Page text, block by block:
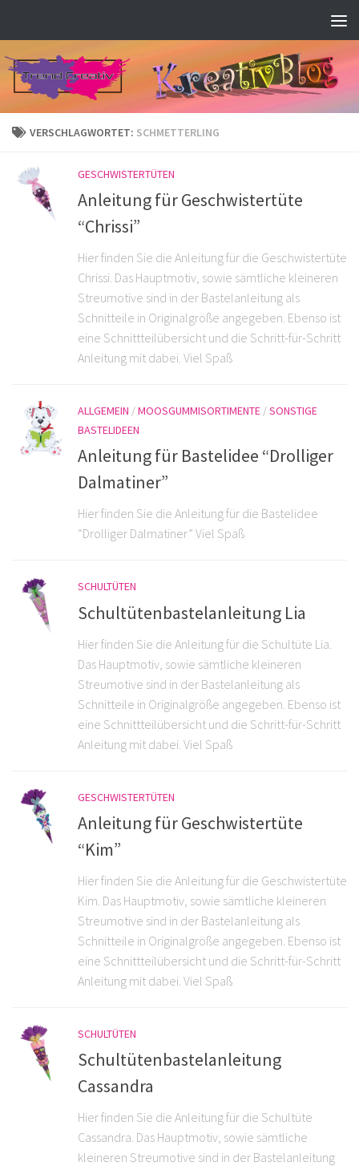
VERSCHLAGWORTET: SCHMETTERLING
GESCHWISTERTÜTEN
Anleitung für Geschwistertüte
“Chrissi”
Hier finden Sie die Anleitung für die Geschwistertüte
Chrissi. Das Hauptmotiv, sowie sämtliche kleineren
Streumotive sind in der Bastelanleitung als
Schnitteile in Originalgröße angegeben. Ebenso ist
eine Schnittteilübersicht und die Schritt-für-Schritt
Anleitung mit dabei. Viel Spaß
ALLGEMEIN /MOOSGUMMISORTIMENTE /SONSTIGE
BASTELIDEEN
Anleitung für Bastelidee “Drolliger
Dalmatiner”
Hier finden Sie die Anleitung für die Bastelidee
“Drolliger Dalmatiner” Viel Spaß
SCHULTÜTEN
Schultütenbastelanleitung Lia
Hier finden Sie die Anleitung für die Schultüte Lia.
Das Hauptmotiv, sowie sämtliche kleineren
Streumotive sind in der Bastelanleitung als
Schnitteile in Originalgröße angegeben. Ebenso ist
eine Schnittteilübersicht und die Schritt-für-Schritt
Anleitung mit dabei. Viel Spaß
GESCHWISTERTÜTEN
Anleitung für Geschwistertüte
“Kim”
Hier finden Sie die Anleitung für die Geschwistertüte
Kim. Das Hauptmotiv, sowie sämtliche kleineren
Streumotive sind in der Bastelanleitung als
Schnitteile in Originalgröße angegeben. Ebenso ist
eine Schnittteilübersicht und die Schritt-für-Schritt
Anleitung mit dabei. Viel Spaß
SCHULTÜTEN
Schultütenbastelanleitung
Cassandra
Hier finden Sie die Anleitung für die Schultüte
Cassandra. Das Hauptmotiv, sowie sämtliche
kleineren Streumotive sind in der Bastelanleitung